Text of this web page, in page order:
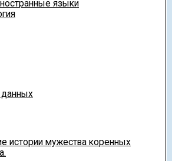
языки
данных
истории мужества коренных